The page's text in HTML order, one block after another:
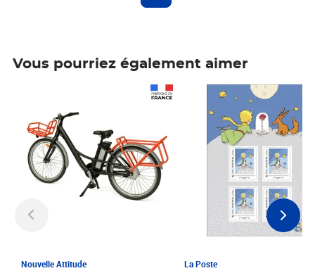
Vous pourriez également aimer
Nouvelle Attitude La Poste
Prix 6,25€ HT